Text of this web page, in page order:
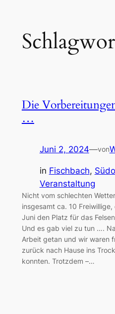
Inhalt
springen
Die
…
Juni 2, 2024—von
in Fischbach,
Veranstaltung
Nicht vom schlechten
insgesamt ca. 10
Juni den Platz für das
Und es gab viel zu tun ….
Arbeit getan und wir waren
zurück nach Hause ins
konnten. Trotzdem –…